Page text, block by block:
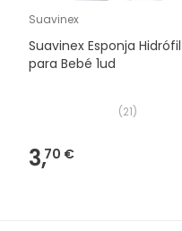
Suavinex
Suavinex Esponja Hidrófil
para Bebé 1ud
(21)
3,70 €